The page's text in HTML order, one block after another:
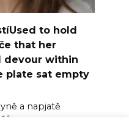
to hold
that her
devour within
plate sat empty
a napjatě